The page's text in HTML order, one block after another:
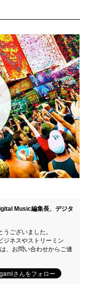
Music編集長、デジタ
ございました。
ジネスやストリーミン
、お問い合わせからご連